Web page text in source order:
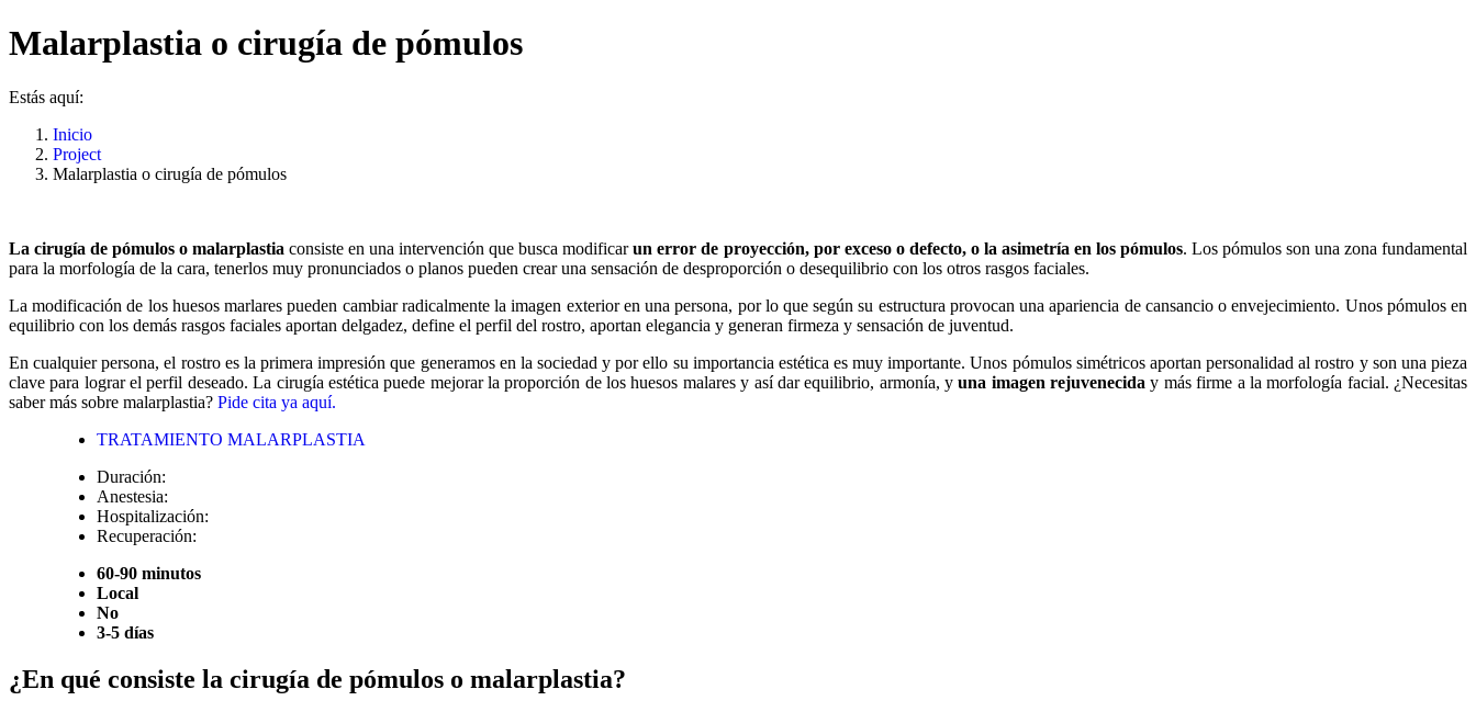
Malarplastia o cirugía de pómulos
Estás aquí:
Inicio
Project
Malarplastia o cirugía de pómulos
La cirugía de pómulos o malarplastiaconsiste en una intervención que busca modificarun error de proyección, por exceso o defecto, o la asimetría en los pómulos. Los pómulos son una zona fundamental
para la morfología de la cara, tenerlos muy pronunciados o planos pueden crear una sensación de desproporción o desequilibrio con los otros rasgos faciales.
La modificación de los huesos marlares pueden cambiar radicalmente la imagen exterior en una persona, por lo que según su estructura provocan una apariencia de cansancio o envejecimiento. Unos pómulos en
equilibrio con los demás rasgos faciales aportan delgadez, define el perfil del rostro, aportan elegancia y generan firmeza y sensación de juventud.
En cualquier persona, el rostro es la primera impresión que generamos en la sociedad y por ello su importancia estética es muy importante. Unos pómulos simétricos aportan personalidad al rostro y son una pieza
clave para lograr el perfil deseado. La cirugía estética puede mejorar la proporción de los huesos malares y así dar equilibrio, armonía, yuna imagen rejuveneciday más firme a la morfología facial. ¿Necesitas
saber más sobre malarplastia? Pide cita ya aquí.
TRATAMIENTO MALARPLASTIA
Duración:
Anestesia:
Hospitalización:
Recuperación:
60-90 minutos
Local
No
3-5 días
¿En qué consiste la cirugía de pómulos o malarplastia?